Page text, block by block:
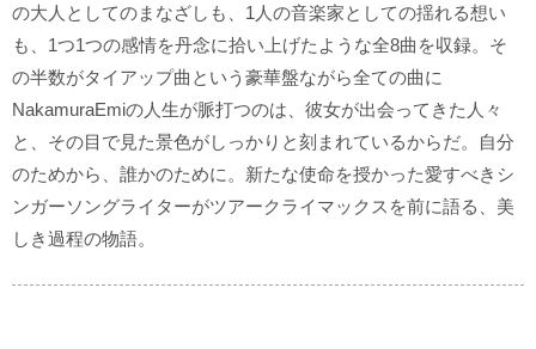
の大人としてのまなざしも、1人の音楽家としての揺れる想い
も、1つ1つの感情を丹念に拾い上げたような全8曲を収録。そ
の半数がタイアップ曲という豪華盤ながら全ての曲に
NakamuraEmiの人生が脈打つのは、彼女が出会ってきた人々
と、その目で見た景色がしっかりと刻まれているからだ。自分
のためから、誰かのために。新たな使命を授かった愛すべきシ
ンガーソングライターがツアークライマックスを前に語る、美
しき過程の物語。